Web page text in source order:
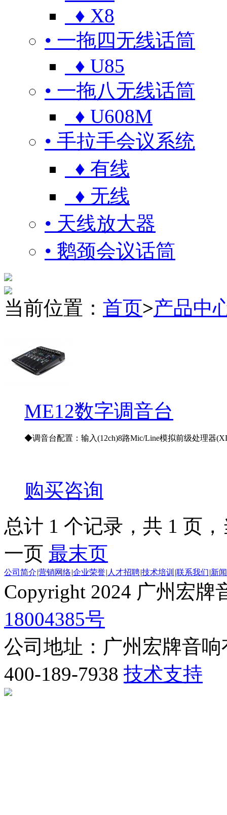
♦ X8
• 一拖四无线话筒
♦ U85
• 一拖八无线话筒
♦ U608M
• 手拉手会议系统
♦ 有线
♦ 无线
• 天线放大器
• 鹅颈会议话筒
当前位置： 首页>产品中
ME12数字调音台
◆调音台配置：输入(12ch)8路Mic/Line模拟前级处理器
购买咨询
总计 1 个记录，共 1 页
一页 最末页
公司简介|营销网络|企业荣誉|人才招聘|技术培训 |联系我们|新
Copyright 2024 广州宏
18004385号
公司地址：广州宏牌音
400-189-7938 技术支持